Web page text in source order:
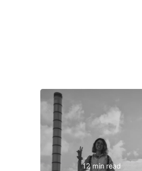
Posted
Olivia
12 min read